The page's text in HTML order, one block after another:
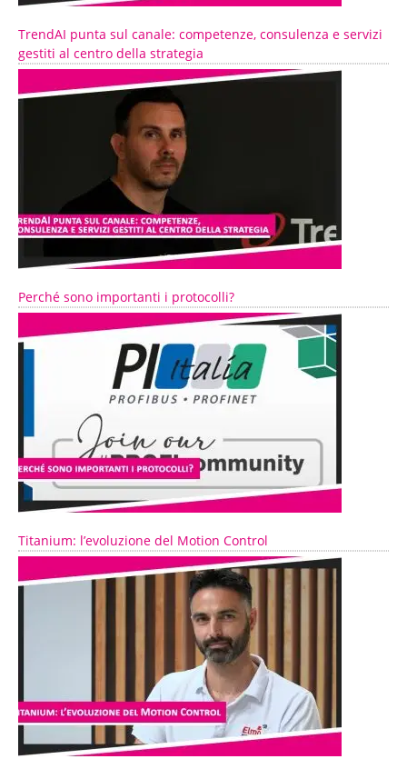
TrendAI punta sul canale: competenze, consulenza e servizi
gestiti al centro della strategia
Perché sono importanti i protocolli?
Titanium: l’evoluzione del Motion Control